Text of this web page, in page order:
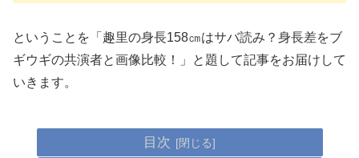
ということを「趣里の身長158㎝はサバ読み？身長差をブ
ギウギの共演者と画像比較！」と題して記事をお届けして
いきます。
目次